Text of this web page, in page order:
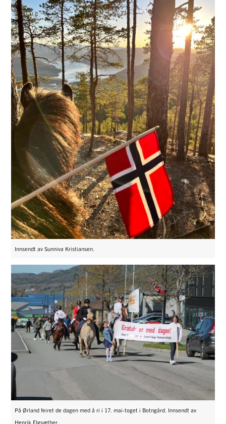
Innsendt av Sunniva Kristiansen.
På Ørland feiret de dagen med å ri i 17. mai-toget i Botngård. Innsendt av
Henrik Elgsæther.